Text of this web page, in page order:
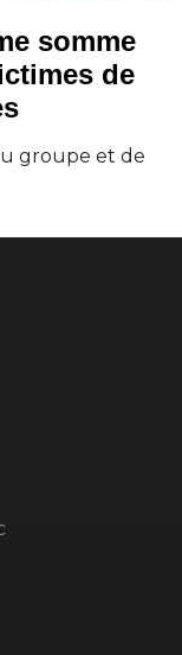
somme
de
groupe et de